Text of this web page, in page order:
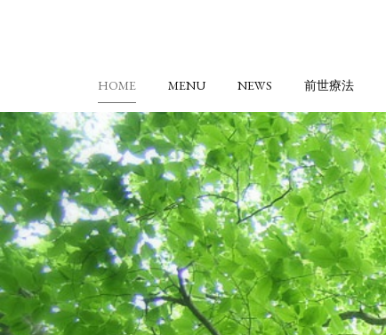
HOME MENU NEWS 前世療法